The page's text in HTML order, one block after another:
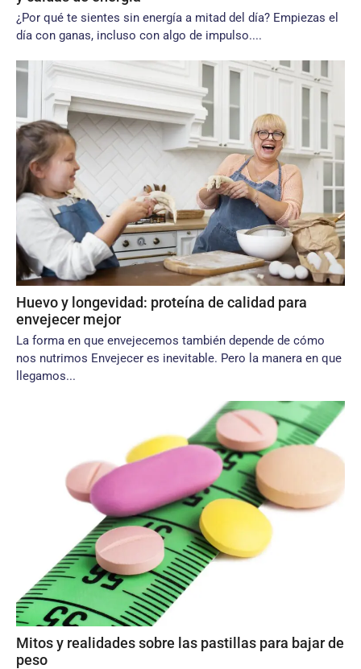
¿Por qué te sientes sin energía a mitad del día? Empiezas el
día con ganas, incluso con algo de impulso....
Huevo y longevidad: proteína de calidad para
envejecer mejor
La forma en que envejecemos también depende de cómo
nos nutrimos Envejecer es inevitable. Pero la manera en que
llegamos...
Mitos y realidades sobre las pastillas para bajar de
peso